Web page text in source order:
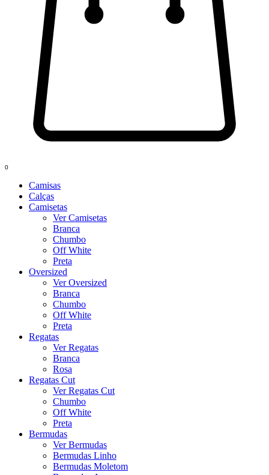
0
Camisas
Calças
Camisetas
Ver Camisetas
Branca
Chumbo
Off White
Preta
Oversized
Ver Oversized
Branca
Chumbo
Off White
Preta
Regatas
Ver Regatas
Branca
Rosa
Regatas Cut
Ver Regatas Cut
Chumbo
Off White
Preta
Bermudas
Ver Bermudas
Bermudas Linho
Bermudas Moletom